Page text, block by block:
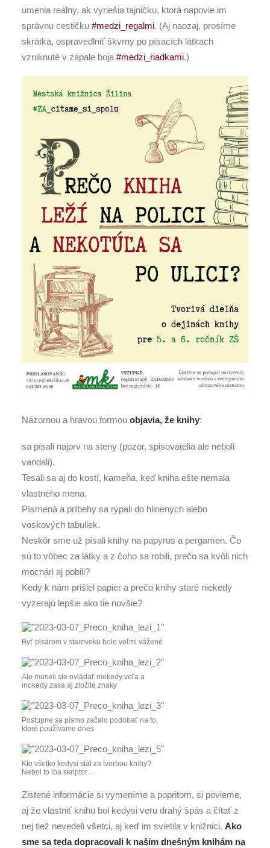
umenia reálny, ak vyriešia tajničku, ktorá napovie im
správnu cestičku #medzi_regalmi. (Aj naozaj, prosíme
skrátka, ospravedlniť škvrny po písacích látkach
vzniknuté v zápale boja #medzi_riadkami.)
Názornou a hravou formou objavia, že knihy:
sa písali najprv na steny (pozor, spisovatelia ale neboli
vandali).
Tesali sa aj do kostí, kameňa, keď kniha ešte nemala
vlastného mena.
Písmená a príbehy sa rýpali do hlinených alebo
voskových tabuliek.
Neskôr sme už písali knihy na papyrus a pergamen. Čo
sú to vôbec za látky a z čoho sa robili, prečo sa kvôli nich
mocnári aj pobili?
Kedy k nám prišiel papier a prečo knihy staré niekedy
vyzerajú lepšie ako tie novšie?
Byť pisárom v staroveku bolo veľmi vážené
Ale museli ste ovládať niekedy veľa a
inokedy zasa aj zložité znaky
Postupne sa písmo začalo podobať na to,
ktoré používame dnes
Kto všetko kedysi stál za tvorbou knihy?
Nebol to iba skriptor…
Zistené informácie si vymeníme a popritom, si povieme,
aj že vlastniť knihu bol kedysi veru drahý špás a čítať z
nej tiež nevedeli všetci, aj keď im svietila v knižnici. Ako
sme sa teda dopracovali k našim dnešným knihám na